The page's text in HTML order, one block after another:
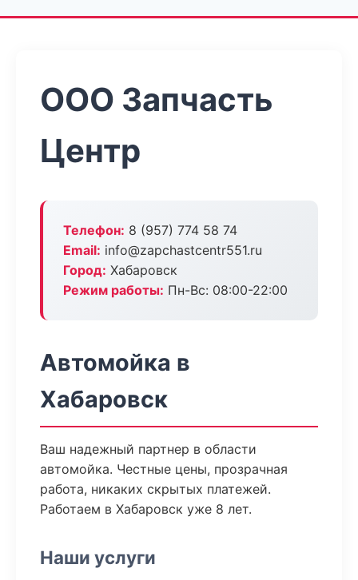
ООО Запчасть
Центр
Телефон: 8 (957) 774 58 74
Email: info@zapchastcentr551.ru
Город: Хабаровск
Режим работы: Пн-Вс: 08:00-22:00
Автомойка в
Хабаровск
Ваш надежный партнер в области
автомойка. Честные цены, прозрачная
работа, никаких скрытых платежей.
Работаем в Хабаровск уже 8 лет.
Наши услуги